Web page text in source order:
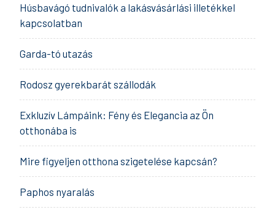
Húsbavágó tudnivalók a lakásvásárlási illetékkel
kapcsolatban
Garda-tó utazás
Rodosz gyerekbarát szállodák
Exkluzív Lámpáink: Fény és Elegancia az Ön
otthonába is
Mire figyeljen otthona szigetelése kapcsán?
Paphos nyaralás